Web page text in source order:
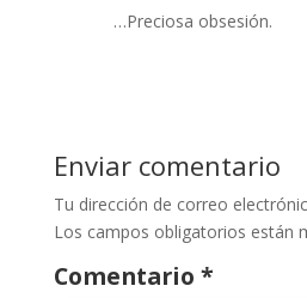
…Preciosa obsesión.
Enviar comentario
Tu dirección de correo
Los campos obligatorios están
Comentario *